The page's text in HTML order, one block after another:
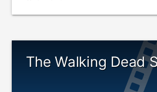
The Walking Dead